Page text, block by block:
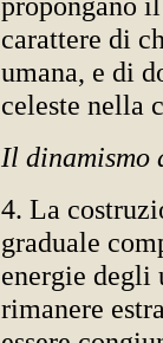
carattere di
umana, e di
celeste nella
Il dinamismo
4. La
graduale
energie degli
rimanere